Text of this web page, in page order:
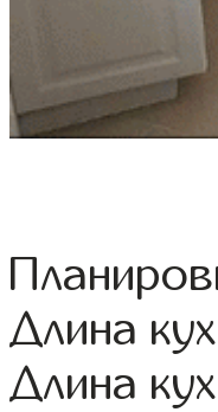
Длина
Длина